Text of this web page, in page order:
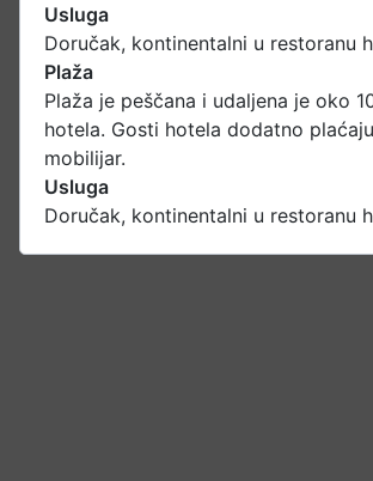
Usluga
Doručak, kontinentalni u restoranu
Plaža
Plaža je peščana i udaljena je oko
hotela. Gosti hotela dodatno
mobilijar.
Usluga
Doručak, kontinentalni u restoranu